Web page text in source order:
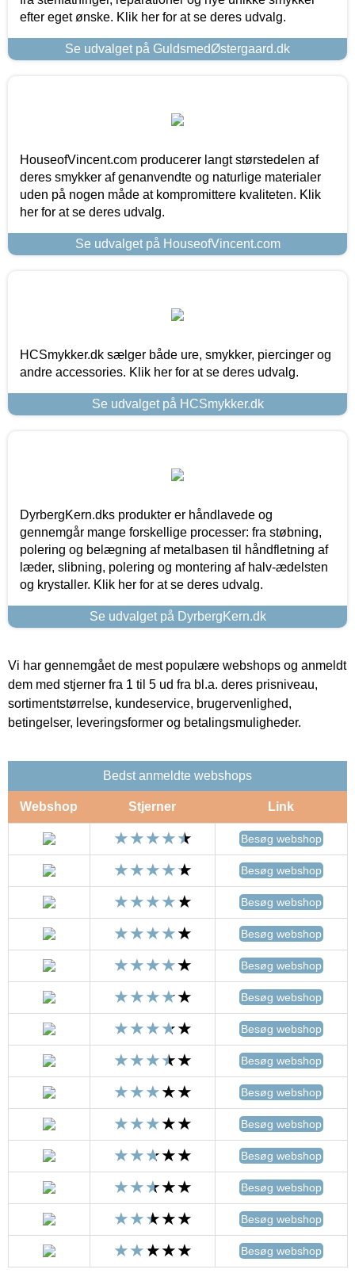
efter eget ønske. Klik her for at se deres udvalg.
Se udvalget på GuldsmedØstergaard.dk
HouseofVincent.com producerer langt størstedelen af
deres smykker af genanvendte og naturlige materialer
uden på nogen måde at kompromittere kvaliteten. Klik
her for at se deres udvalg.
Se udvalget på HouseofVincent.com
HCSmykker.dk sælger både ure, smykker, piercinger og
andre accessories. Klik her for at se deres udvalg.
Se udvalget på HCSmykker.dk
DyrbergKern.dks produkter er håndlavede og
gennemgår mange forskellige processer: fra støbning,
polering og belægning af metalbasen til håndfletning af
læder, slibning, polering og montering af halv-ædelsten
og krystaller. Klik her for at se deres udvalg.
Se udvalget på DyrbergKern.dk
Vi har gennemgået de mest populære webshops og anmeldt
dem med stjerner fra 1 til 5 ud fra bl.a. deres prisniveau,
sortimentstørrelse, kundeservice, brugervenlighed,
betingelser, leveringsformer og betalingsmuligheder.
Bedst anmeldte webshops
Webshop Stjerner Link
Besøg webshop
Besøg webshop
Besøg webshop
Besøg webshop
Besøg webshop
Besøg webshop
Besøg webshop
Besøg webshop
Besøg webshop
Besøg webshop
Besøg webshop
Besøg webshop
Besøg webshop
Besøg webshop